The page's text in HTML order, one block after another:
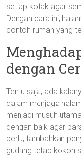
setiap kotak agar
Dengan cara ini,
contoh rumah yang
dengan
Tentu saja, ada
dalam menjaga
menjadi musuh
dengan baik agar
perlu, tambahkan
gudang tetap kokoh